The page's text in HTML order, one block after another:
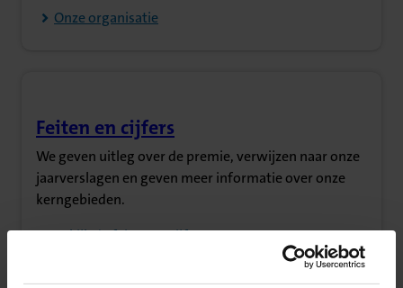
Onze organisatie
Feiten en cijfers
(Opent in nieuw tabblad)
We geven uitleg over de premie, verwijzen naar onze
jaarverslagen en geven meer informatie over onze
kerngebieden.
Bekijk de feiten en cijfers